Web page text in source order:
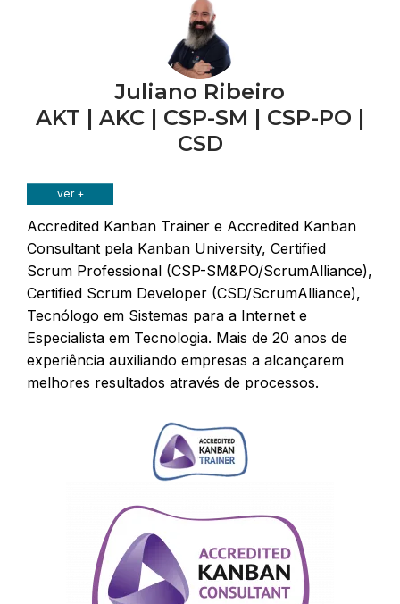
Juliano Ribeiro
AKT | AKC | CSP-SM | CSP-PO |
CSD
ver +
Accredited Kanban Trainer e Accredited Kanban
Consultant pela Kanban University, Certified
Scrum Professional (CSP-SM&PO/ScrumAlliance),
Certified Scrum Developer (CSD/ScrumAlliance),
Tecnólogo em Sistemas para a Internet e
Especialista em Tecnologia. Mais de 20 anos de
experiência auxiliando empresas a alcançarem
melhores resultados através de processos.